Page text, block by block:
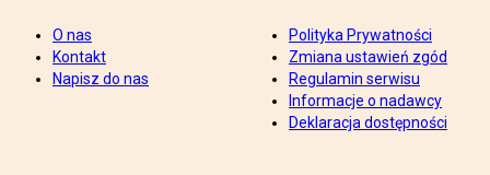
O nas
Kontakt
Napisz do nas
Polityka Prywatności
Zmiana ustawień zgód
Regulamin serwisu
Informacje o nadawcy
Deklaracja dostępności